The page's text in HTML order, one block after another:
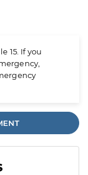
15. If you